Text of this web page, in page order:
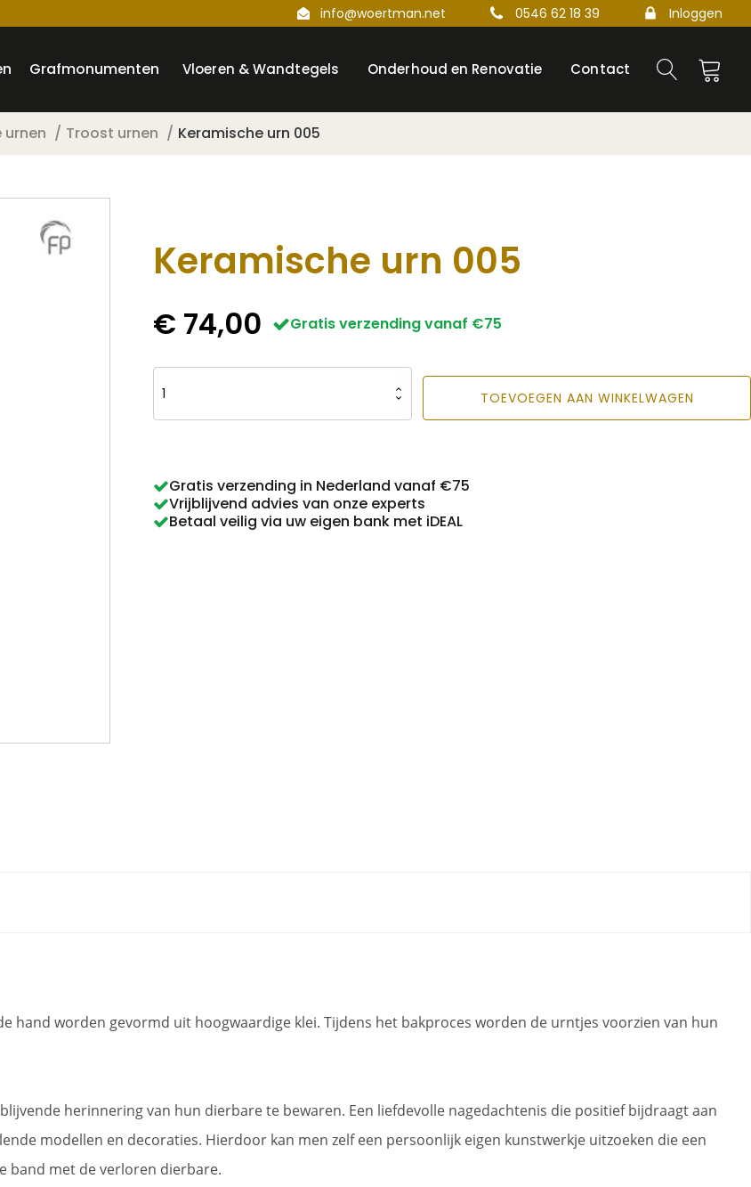
info@woertman.net 0546 62 18 39 Inloggen
Grafmonumenten Vloeren & Wandtegels Onderhoud en Renovatie Contact
urnen Troost urnen Keramische urn 005
Keramische urn 005
€ 74,00 Gratis verzending vanaf €75
Keramische
urn
TOEVOEGEN AAN WINKELWAGEN
Gratis verzending in Nederland vanaf €75
Vrijblijvend advies van onze experts
Betaal veilig via uw eigen bank met iDEAL
hand worden gevormd uit hoogwaardige klei. Tijdens het bakproces worden de urntjes voorzien van hun
herinnering van hun dierbare te bewaren. Een liefdevolle nagedachtenis die positief bijdraagt aan
modellen en decoraties. Hierdoor kan men zelf een persoonlijk eigen kunstwerkje uitzoeken die een
band met de verloren dierbare.